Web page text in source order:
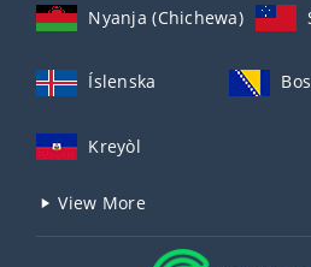
Nyanja (Chichewa)
Íslenska
Kreyòl
View More